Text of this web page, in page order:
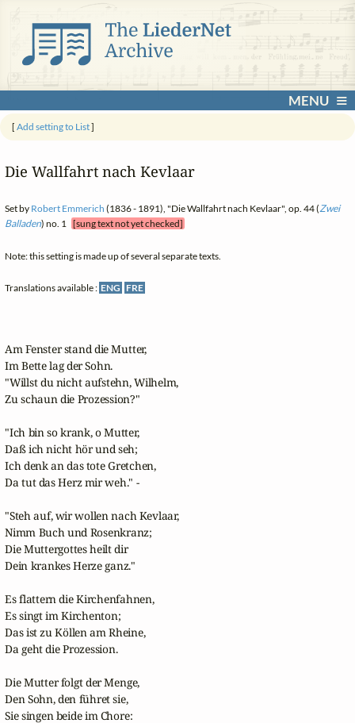
MENU
[Add setting to List]
Die Wallfahrt nach Kevlaar
Set by Robert Emmerich (1836 - 1891), "Die Wallfahrt nach Kevlaar", op. 44 (Zwei
Balladen) no. 1 [sung text not yet checked]
Note: this setting is made up of several separate texts.
Translations available : ENG FRE
Am Fenster stand die Mutter,
Im Bette lag der Sohn.
"Willst du nicht aufstehn, Wilhelm,
Zu schaun die Prozession?"
"Ich bin so krank, o Mutter,
Daß ich nicht hör und seh;
Ich denk an das tote Gretchen,
Da tut das Herz mir weh." -
"Steh auf, wir wollen nach Kevlaar,
Nimm Buch und Rosenkranz;
Die Muttergottes heilt dir
Dein krankes Herze ganz."
Es flattern die Kirchenfahnen,
Es singt im Kirchenton;
Das ist zu Köllen am Rheine,
Da geht die Prozession.
Die Mutter folgt der Menge,
Den Sohn, den führet sie,
Sie singen beide im Chore: